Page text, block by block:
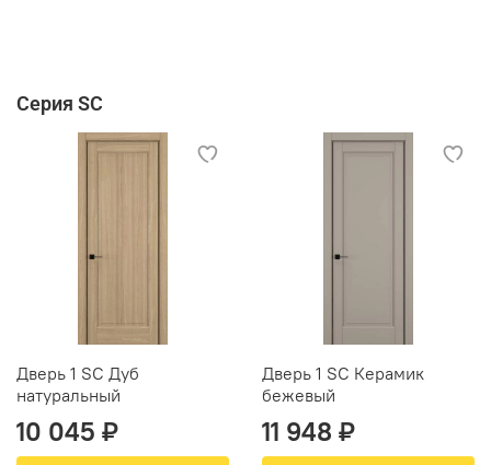
Серия SC
Дверь 1 SC Дуб
натуральный
10 045 ₽
Дверь 1 SC Керамик
бежевый
11 948 ₽